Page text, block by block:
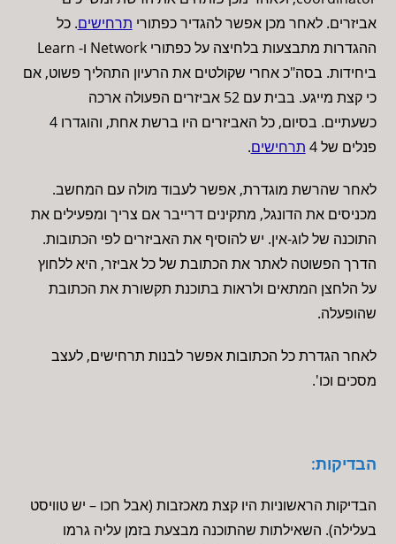
אביזרים. לאחר מכן אפשר להגדיר כפתורי תרחישים. כל
ההגדרות מתבצעות בלחיצה על כפתורי Network ו- Learn
ביחידות. בסה"כ אחרי שקולטים את הרעיון התהליך פשוט, אם
כי קצת מייגע. בבית עם 52 אביזרים הפעולה ארכה
כשעתיים. בסיום, כל האביזרים היו ברשת אחת, והוגדרו 4
פנלים של 4
תרחישים.
לאחר שהרשת מוגדרת, אפשר לעבוד מולה עם המחשב.
מכניסים את הדונגל, מתקינים דרייבר אם צריך ומפעילים את
התוכנה של לוג-אין. יש להוסיף את האביזרים לפי הכתובות.
הדרך הפשוטה לאתר את הכתובת של כל אביזר, היא ללחוץ
על הלחצן המתאים ולראות בתוכנת תקשורת את הכתובת
שהופעלה.
לאחר הגדרת כל הכתובות אפשר לבנות תרחישים, לעצב
מסכים וכו'.
הבדיקות:
הבדיקות הראשוניות היו קצת מאכזבות (אבל חכו – יש טוויסט
בעלילה). השאילתות שהתוכנה מבצעת בזמן עליה גרמו